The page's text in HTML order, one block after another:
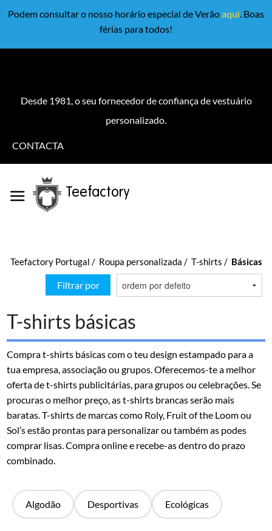
Podem consultar o nosso horário especial de Verãoaqui. Boas
férias para todos!
Desde 1981, o seu fornecedor de confiança de vestuário
personalizado.
CONTACTA
Teefactory
Teefactory Portugal Roupa personalizada T-shirts Básicas
Filtrar por
T-shirts básicas
Compra t-shirts básicas com o teu design estampado para a
tua empresa, associação ou grupos. Oferecemos-te a melhor
oferta de t-shirts publicitárias, para grupos ou celebrações. Se
procuras o melhor preço, as t-shirts brancas serão mais
baratas. T-shirts de marcas como Roly, Fruit of the Loom ou
Sol’s estão prontas para personalizar ou também as podes
comprar lisas. Compra online e recebe-as dentro do prazo
combinado.
Algodão Desportivas Ecológicas